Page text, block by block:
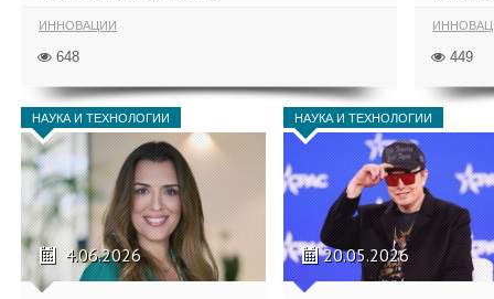
ИННОВАЦИИ
648 449
НАУКА И ТЕХНОЛОГИИ
4.06.2026
НАУКА И ТЕХНОЛОГИИ
20.05.2026